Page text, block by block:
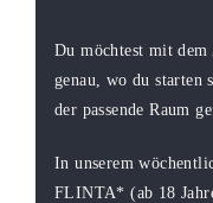
Du möchtest mit
genau, wo du starten
der passende Raum
In unserem
FLINTA* (ab 18